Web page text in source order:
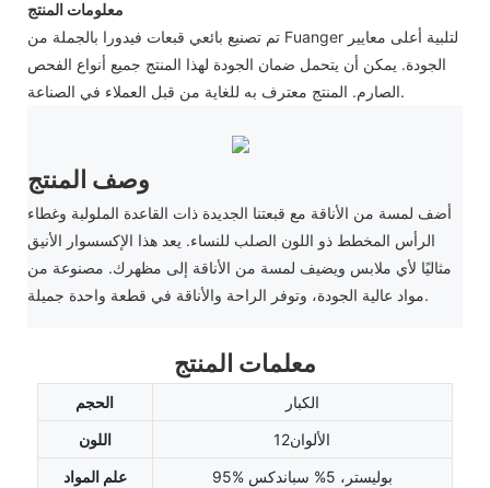
معلومات المنتج
تم تصنيع بائعي قبعات فيدورا بالجملة من Fuanger لتلبية أعلى معايير
الجودة. يمكن أن يتحمل ضمان الجودة لهذا المنتج جميع أنواع الفحص
الصارم. المنتج معترف به للغاية من قبل العملاء في الصناعة.
وصف المنتج
أضف لمسة من الأناقة مع قبعتنا الجديدة ذات القاعدة الملولبة وغطاء
الرأس المخطط ذو اللون الصلب للنساء. يعد هذا الإكسسوار الأنيق
مثاليًا لأي ملابس ويضيف لمسة من الأناقة إلى مظهرك. مصنوعة من
مواد عالية الجودة، وتوفر الراحة والأناقة في قطعة واحدة جميلة.
معلمات المنتج
الحجم
الكبار
اللون
الألوان12
علم المواد
95% بوليستر، 5% سباندكس